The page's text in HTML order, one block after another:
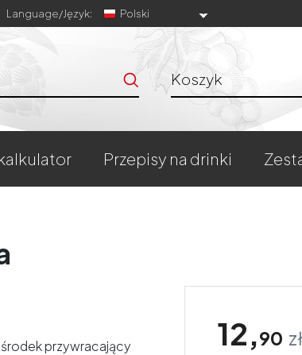
Language/Język: Polski
Koszyk
przepisy na drinki
przywracający
12,90 zł